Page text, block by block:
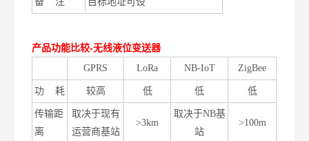
产品功能比较-无线液位变送器
GPRS LoRa NB-IoT ZigBee
功 耗 较高 低 低 低
传输距
离
取决于现有
运营商基站
>3km
取决于NB基
站
>100m